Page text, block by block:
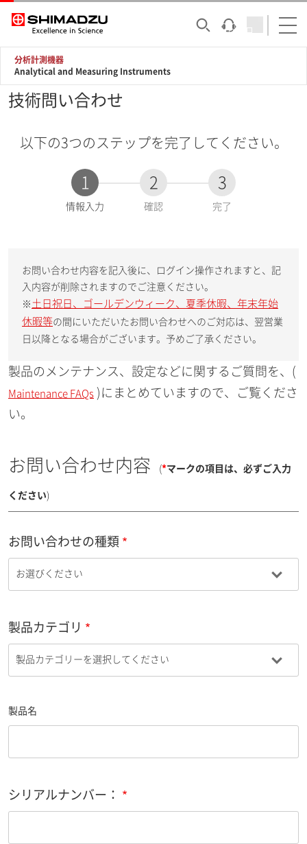
分析計測機器
Analytical and Measuring Instruments
技術問い合わせ
以下の3つのステップを完了してください。
1
現
情報入力
2
確認
3
完了
お問い合わせ内容を記入後に、ログイン操作されますと、記
入内容が削除されますのでご注意ください。
※ 土日祝日、ゴールデンウィーク、夏季休暇、年末年始
休暇等の間にいただいたお問い合わせへのご対応は、翌営業
日以降となる場合がございます。予めご了承ください。
製品のメンテナンス、設定などに関するご質問を、(
Maintenance FAQs )にまとめていますので、ご覧くださ
い。
お問い合わせ内容 (*マークの項目は、必ずご入力
ください)
お問い合わせの種類
製品カテゴリ
製品名
シリアルナンバー：